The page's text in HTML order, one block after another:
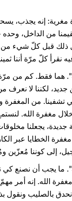
إنه يجذب، يسحر.
من الداخل،
قبل كلّ شيء من
نقرأ كلّ مرّة أننا
هما فقط. كم من
لكننا لا نعرف
تشفينا. من المغفرة
مغفرة الله.
بداية جديدة،
الخطايا عبر
إلى كوننا
ما يجب أن نصنع
43، 19). أن ندرك مغفرة
نحدق بالصليب